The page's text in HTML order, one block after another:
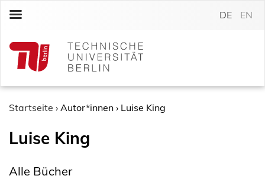
c
DE EN
Startseite › Autor*innen › Luise King
Luise King
Alle Bücher